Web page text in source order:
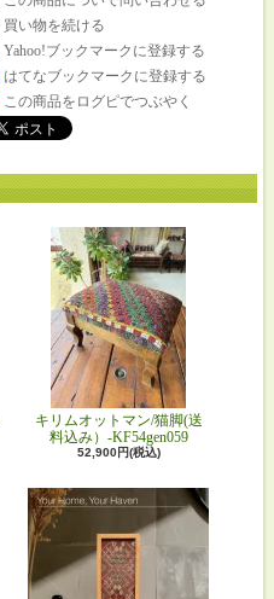
買い物を続ける
Yahoo!ブックマークに登録する
はてなブックマークに登録する
この商品をログピでつぶやく
キリムオットマン/猫脚(送
料込み）-KF54gen059
52,900円(税込)